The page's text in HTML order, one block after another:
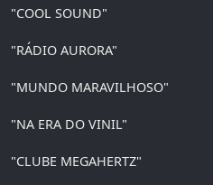
"COOL SOUND"
"RÁDIO AURORA"
"MUNDO MARAVILHOSO"
"NA ERA DO VINIL"
"CLUBE MEGAHERTZ"